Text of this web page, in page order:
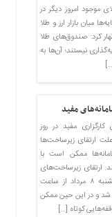
موجود امروز دیگر در
میان بازار ارز و طلا
کرد: صندوق‌های طلا
نیستند؛ آن‌ها به
مفید
کارگزاری مفید در روز
۸ مرداد ۱۴۰۵ به‌علت ارتقای زیرساخت‌ها
ممکن است با
ارتقای زیرساخت‌های
سامانه‌های مفید روز پنجشنبه ۸ مرداد از ساعت
خواهد شد و در این حین ممکن
کوتاه […]